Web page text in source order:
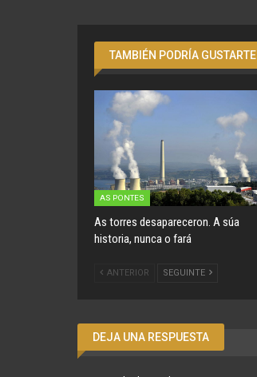
TAMBIÉN PODRÍA GUSTARTE
AS PONTES
As torres desapareceron. A súa
historia, nunca o fará
ANTERIOR SEGUINTE
DEJA UNA RESPUESTA